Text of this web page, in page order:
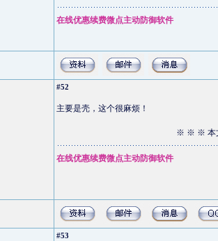
在线优惠续费微点主动防御软件
#52
主要是壳，这个很麻烦！
※ ※ ※ 本
在线优惠续费微点主动防御软件
#53